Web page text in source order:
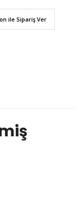
ile Sipariş Ver